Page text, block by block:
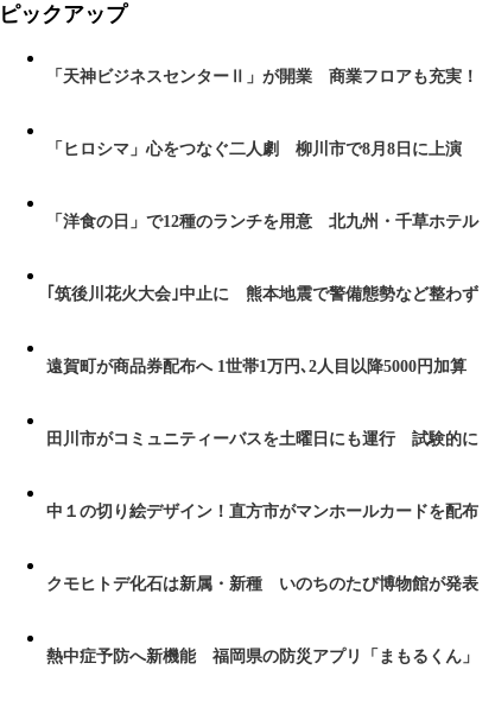
ピックアップ
「天神ビジネスセンターⅡ」が開業 商業フロアも充実！
「ヒロシマ」心をつなぐ二人劇 柳川市で8月8日に上演
「洋食の日」で12種のランチを用意 北九州・千草ホテル
｢筑後川花火大会｣中止に 熊本地震で警備態勢など整わず
遠賀町が商品券配布へ 1世帯1万円､2人目以降5000円加算
田川市がコミュニティーバスを土曜日にも運行 試験的に
中１の切り絵デザイン！直方市がマンホールカードを配布
クモヒトデ化石は新属・新種 いのちのたび博物館が発表
熱中症予防へ新機能 福岡県の防災アプリ「まもるくん」